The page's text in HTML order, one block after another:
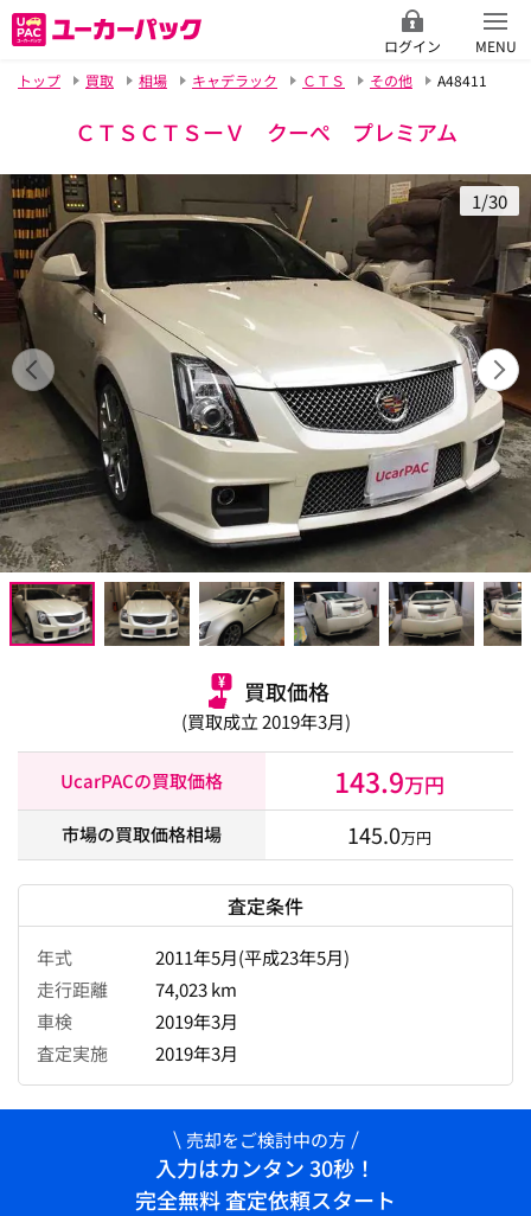
ログイン
MENU
トップ
買取 相場 キャデラック ＣＴＳ その他 A48411
ＣＴＳＣＴＳーＶ クーぺ プレミアム
1/30
買取価格
(買取成立 2019年3月)
UcarPACの買取価格 143.9万円
市場の買取価格相場 145.0万円
査定条件
年式
2011年5月(平成23年5月)
走行距離
74,023 km
車検
2019年3月
査定実施
2019年3月
売却をご検討中の方
入力はカンタン 30秒！
完全無料 査定依頼スタート